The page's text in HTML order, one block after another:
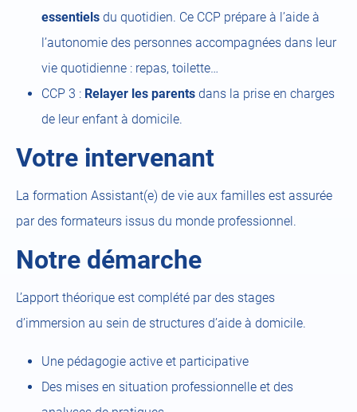
essentiels du quotidien. Ce CCP prépare à l’aide à
l’autonomie des personnes accompagnées dans leur
vie quotidienne : repas, toilette…
CCP 3 : Relayer les parents dans la prise en charges
de leur enfant à domicile.
Votre intervenant
La formation Assistant(e) de vie aux familles est assurée
par des formateurs issus du monde professionnel.
Notre démarche
L’apport théorique est complété par des stages
d’immersion au sein de structures d’aide à domicile.
Une pédagogie active et participative
Des mises en situation professionnelle et des